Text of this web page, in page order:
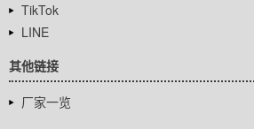
TikTok
LINE
其他链接
厂家一览